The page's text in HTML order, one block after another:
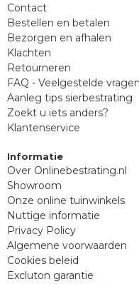
Contact
Bestellen en betalen
Bezorgen en afhalen
Klachten
Retourneren
FAQ - Veelgestelde vragen
Aanleg tips sierbestrating
Zoekt u iets anders?
Klantenservice
Informatie
Over Onlinebestrating.nl
Showroom
Onze online tuinwinkels
Nuttige informatie
Privacy Policy
Algemene voorwaarden
Cookies beleid
Excluton garantie